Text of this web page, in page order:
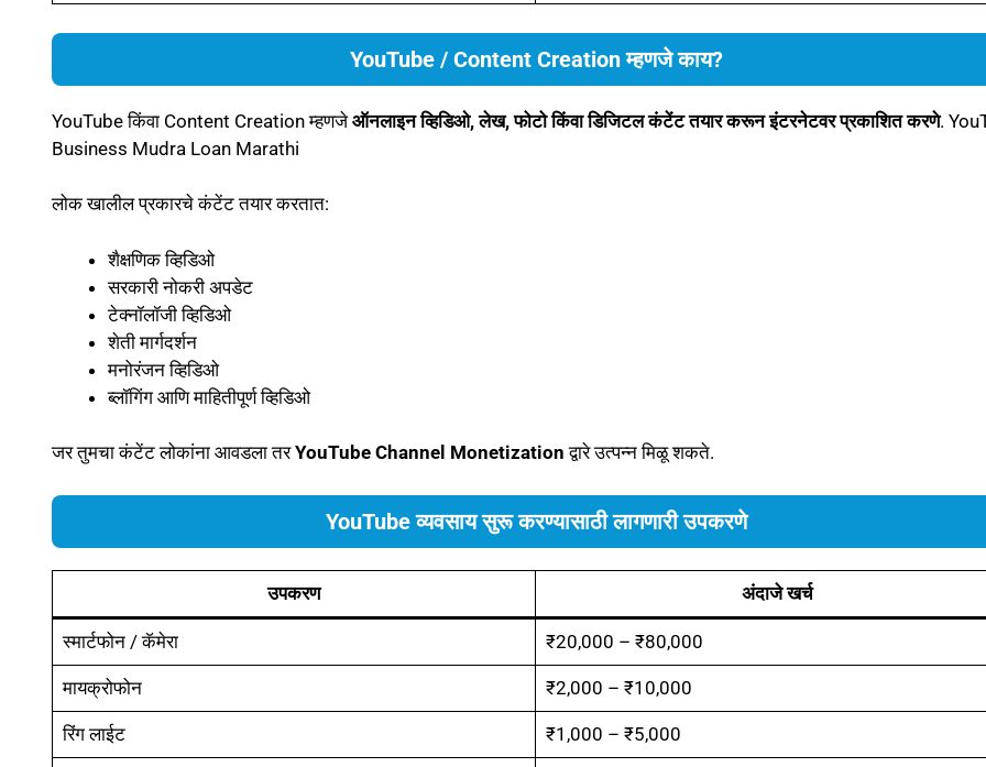
YouTube / Content Creation म्हणजे काय?
YouTube किंवा Content Creation म्हणजेऑनलाइन व्हिडिओ, लेख, फोटो किंवा डिजिटल कंटेंट तयार करून इंटरनेटवर प्रकाशित करणे.
Business Mudra Loan Marathi
लोक खालील प्रकारचे कंटेंट तयार करतात:
शैक्षणिक व्हिडिओ
सरकारी नोकरी अपडेट
टेक्नॉलॉजी व्हिडिओ
शेती मार्गदर्शन
मनोरंजन व्हिडिओ
ब्लॉगिंग आणि माहितीपूर्ण व्हिडिओ
जर तुमचा कंटेंट लोकांना आवडला तरYouTube Channel Monetization द्वारे उत्पन्न मिळू शकते.
YouTube व्यवसाय सुरू करण्यासाठी लागणारी उपकरणे
उपकरण अंदाजे खर्च
स्मार्टफोन / कॅमेरा ₹20,000 – ₹80,000
मायक्रोफोन ₹2,000 – ₹10,000
रिंग लाईट ₹1,000 – ₹5,000